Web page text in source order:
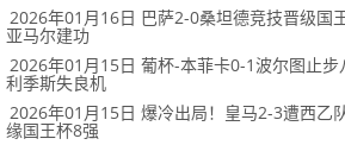
2026年01月16日 巴萨2-0桑坦德竞技晋级国
亚马尔建功
2026年01月15日 葡杯-本菲卡0-1波尔图止
利季斯失良机
2026年01月15日 爆冷出局！皇马2-3遭西乙
缘国王杯8强